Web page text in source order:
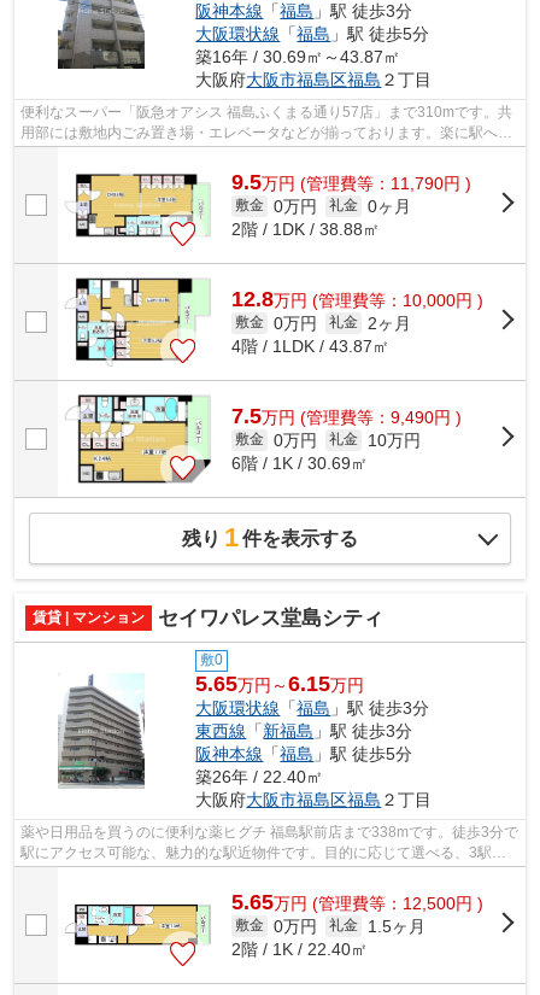
阪神本線 「福島 」駅 徒歩3分
大阪環状線 「福島 」駅 徒歩5分
築16年 / 30.69㎡～43.87㎡
大阪府大阪市福島区福島 ２丁目
便利なスーパー「阪急オアシス 福島ふくまる通り57店」まで310mです。共
用部には敷地内ごみ置き場・エレベータなどが揃っております。楽に駅へ行
9.5万円 (管理費等：11,790円 )
敷金 0万円 礼金 0ヶ月
2階 / 1DK / 38.88㎡
12.8万円 (管理費等：10,000円 )
敷金 0万円 礼金
2ヶ月
4階 / 1LDK / 43.87㎡
7.5万円 (管理費等：9,490円 )
敷金 0万円 礼金
10万円
6階 / 1K / 30.69㎡
残り 1件を表示する
賃貸 | マンション セイワパレス堂島シティ
敷0
5.65万円～6.15万円
大阪環状線 「福島 」駅 徒歩3分
東西線 「新福島 」駅 徒歩3分
阪神本線 「福島 」駅 徒歩5分
築26年 / 22.40㎡
大阪府大阪市福島区福島 ２丁目
薬や日用品を買うのに便利な薬ヒグチ 福島駅前店まで338mです。徒歩3分で
駅にアクセス可能な、魅力的な駅近物件です。目的に応じて選べる、3駅以
5.65万円 (管理費等：12,500円 )
敷金 0万円 礼金
1.5ヶ月
2階 / 1K / 22.40㎡